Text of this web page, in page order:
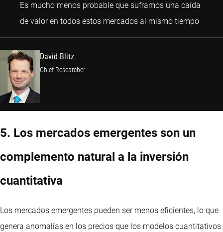
Es mucho menos probable que suframos una caída
de valor en todos estos mercados al mismo tiempoDavid
David Blitz
Chief Researcher
5. Los mercados emergentes son un
complemento natural a la inversión
cuantitativa
Los mercados emergentes pueden ser menos eficientes, lo que
genera anomalías en los precios que los modelos cuantitativos